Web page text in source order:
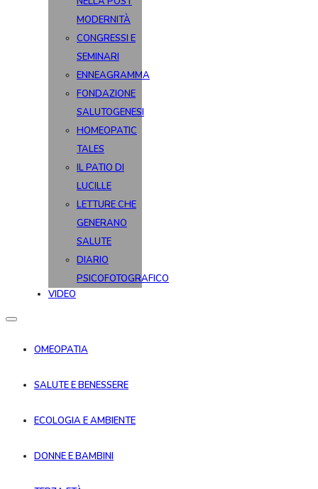
MODERNITÀ
CONGRESSI E
SEMINARI
ENNEAGRAMMA
FONDAZIONE
SALUTOGENESI
HOMEOPATIC
TALES
IL PATIO DI
LUCILLE
LETTURE CHE
GENERANO
SALUTE
DIARIO
PSICOFOTOGRAFICO
VIDEO
OMEOPATIA
SALUTE E BENESSERE
ECOLOGIA E AMBIENTE
DONNE E BAMBINI